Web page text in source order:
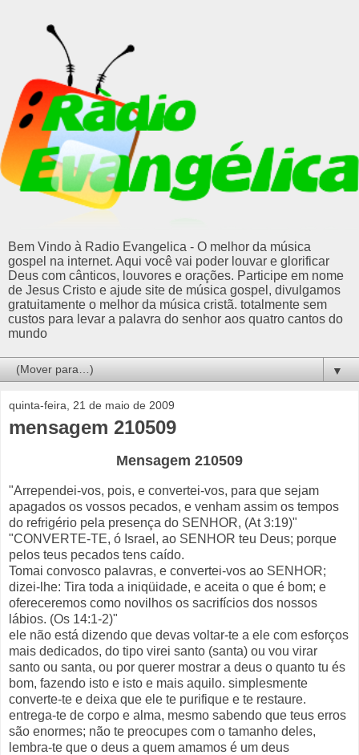
Bem Vindo à Radio Evangelica - O melhor da música
gospel na internet. Aqui você vai poder louvar e glorificar
Deus com cânticos, louvores e orações. Participe em nome
de Jesus Cristo e ajude site de música gospel, divulgamos
gratuitamente o melhor da música cristã. totalmente sem
custos para levar a palavra do senhor aos quatro cantos do
mundo
▼
quinta-feira, 21 de maio de 2009
mensagem 210509
Mensagem 210509
"Arrependei-vos, pois, e convertei-vos, para que sejam
apagados os vossos pecados, e venham assim os tempos
do refrigério pela presença do SENHOR, (At 3:19)"
"CONVERTE-TE, ó Israel, ao SENHOR teu Deus; porque
pelos teus pecados tens caído.
Tomai convosco palavras, e convertei-vos ao SENHOR;
dizei-lhe: Tira toda a iniqüidade, e aceita o que é bom; e
ofereceremos como novilhos os sacrifícios dos nossos
lábios. (Os 14:1-2)"
ele não está dizendo que devas voltar-te a ele com esforços
mais dedicados, do tipo virei santo (santa) ou vou virar
santo ou santa, ou por querer mostrar a deus o quanto tu és
bom, fazendo isto e isto e mais aquilo. simplesmente
converte-te e deixa que ele te purifique e te restaure.
entrega-te de corpo e alma, mesmo sabendo que teus erros
são enormes; não te preocupes com o tamanho deles,
lembra-te que o deus a quem amamos é um deus